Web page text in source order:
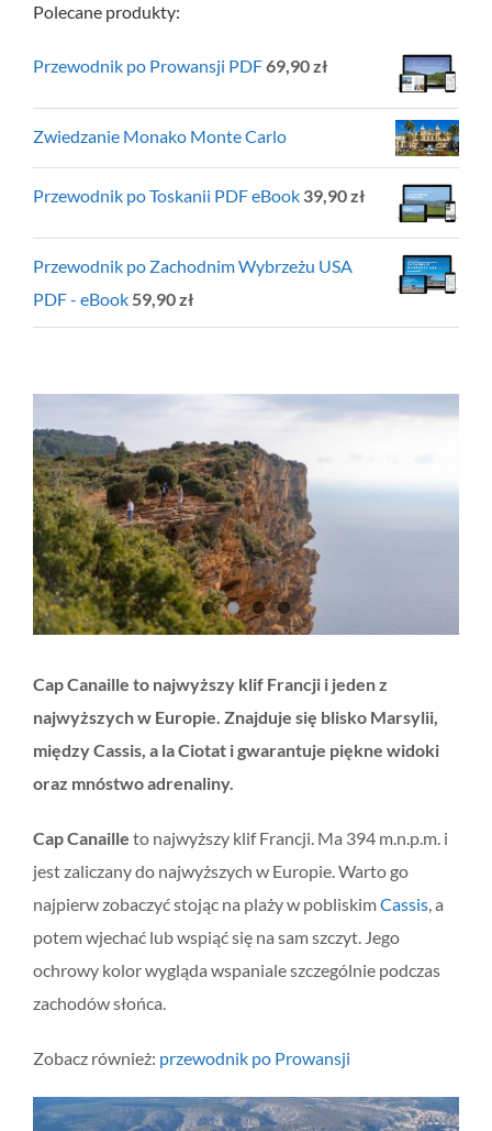
Cap Canaille to najwyższy klif Francji i jeden z
najwyższych w Europie. Znajduje się blisko Marsylii,
między Cassis, a la Ciotat i gwarantuje piękne widoki
oraz mnóstwo adrenaliny.
Cap Canaille to najwyższy klif Francji. Ma 394 m.n.p.m. i
jest zaliczany do najwyższych w Europie. Warto go
najpierw zobaczyć stojąc na plaży w pobliskimCassis , a
potem wjechać lub wspiąć się na sam szczyt. Jego
ochrowy kolor wygląda wspaniale szczególnie podczas
zachodów słońca.
Zobacz również: przewodnik po Prowansji
Polecane produkty:
Przewodnik po Prowansji PDF69,90zł
Zwiedzanie Monako Monte Carlo
Przewodnik po Toskanii PDF eBook 39,90zł
Przewodnik po Zachodnim Wybrzeżu USA
PDF - eBook59,90zł